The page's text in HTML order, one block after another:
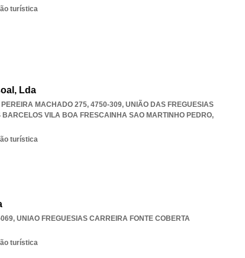
turística
Lda
MACHADO 275, 4750-309, UNIÃO DAS FREGUESIAS
BARCELOS VILA BOA FRESCAINHA SAO MARTINHO PEDRO,
turística
, UNIAO FREGUESIAS CARREIRA FONTE COBERTA
turística